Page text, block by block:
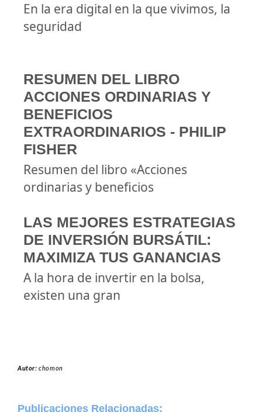
En la era digital en la que vivimos, la
seguridad
RESUMEN DEL LIBRO
ACCIONES ORDINARIAS Y
BENEFICIOS
EXTRAORDINARIOS - PHILIP
FISHER
Resumen del libro «Acciones
ordinarias y beneficios
LAS MEJORES ESTRATEGIAS
DE INVERSIÓN BURSÁTIL:
MAXIMIZA TUS GANANCIAS
A la hora de invertir en la bolsa,
existen una gran
Autor:chomon
Publicaciones Relacionadas: